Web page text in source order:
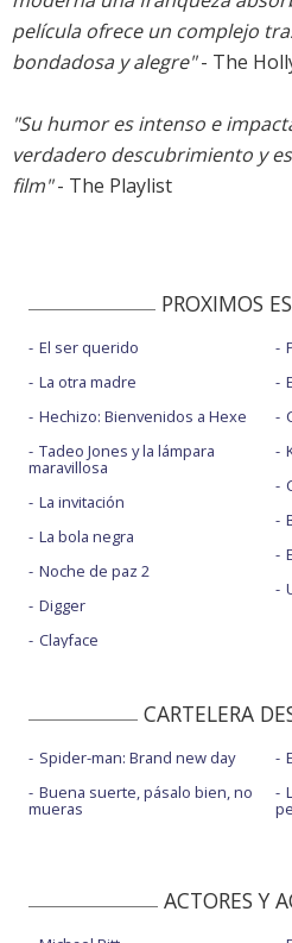
película ofrece un complejo
bondadosa y alegre"- The
"Su humor es intenso e
verdadero descubrimiento y
film"- The Playlist
PROXIMOS
El ser querido
La otra madre
Hechizo: Bienvenidos a Hexe
Tadeo Jones y la lámpara
maravillosa
La invitación
La bola negra
Noche de paz 2
Digger
Clayface
CARTELERA
Spider-man: Brand new day
Buena suerte, pásalo bien, no
mueras
ACTORES Y